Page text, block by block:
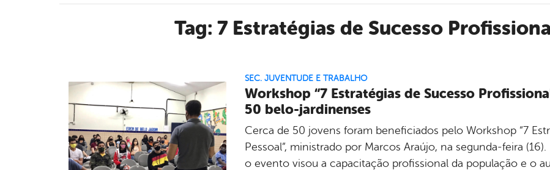
Tag: 7 Estratégias de Sucesso
SEC. JUVENTUDE E TRABALHO
Workshop “7 Estratégias de Sucesso
50 belo-jardinenses
Cerca de 50 jovens foram beneficiados pelo Workshop “7
Pessoal”, ministrado por Marcos Araújo, na segunda-feira
o evento visou a capacitação profissional da população e o